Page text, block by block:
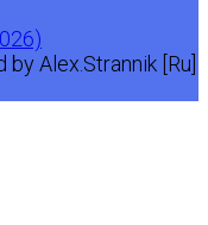
Alex.Strannik [Ru]